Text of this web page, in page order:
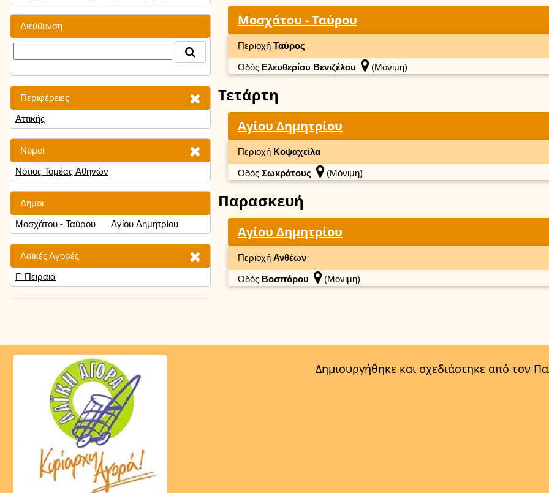
Διεύθυνση
Περιφέρειες
Αττικής
Νομοί
Νότιος Τομέας Αθηνών
Δήμοι
Μοσχάτου - Ταύρου
Αγίου Δημητρίου
Λαϊκές Αγορές
Γ' Πειραιά
Μοσχάτου - Ταύρου
Περιοχή Ταύρος
Οδός Ελευθερίου Βενιζέλου (Μόνιμη)
Τετάρτη
Αγίου Δημητρίου
Περιοχή Κοψαχείλα
Οδός Σωκράτους (Μόνιμη)
Παρασκευή
Αγίου Δημητρίου
Περιοχή Ανθέων
Οδός Βοσπόρου (Μόνιμη)
Δημιουργήθηκε και σχεδιάστηκε από τον